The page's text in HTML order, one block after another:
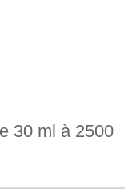
30 ml à 2500